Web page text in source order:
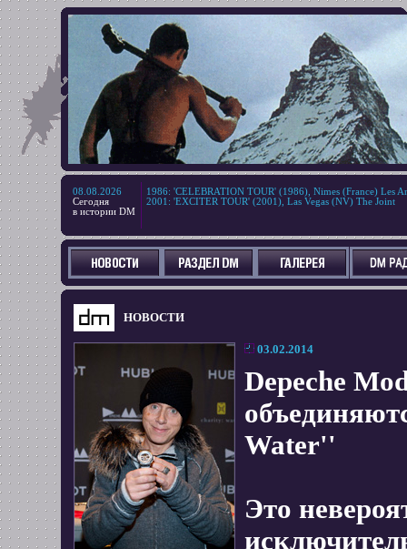
08.08.2026
Сегодня
в истории DM
1986: 'CELEBRATION TOUR' (1986), Nimes (France) Les
2001 : 'EXCITER TOUR' (2001), Las Vegas (NV) The Joint
НОВОСТИ
03.02.2014
Depeche
Water''
Это